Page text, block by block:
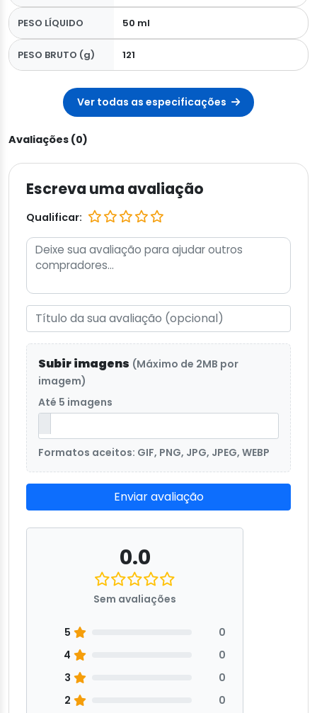
PESO LÍQUIDO 50 ml
PESO BRUTO (g) 121
Ver todas as especificações
Avaliações (0)
Escreva uma avaliação
Qualificar:
Subir imagens (Máximo de 2MB por
imagem)
Até 5 imagens
Formatos aceitos: GIF, PNG, JPG, JPEG, WEBP
Enviar avaliação
0.0
Sem avaliações
5
0
4
0
3
0
2
0